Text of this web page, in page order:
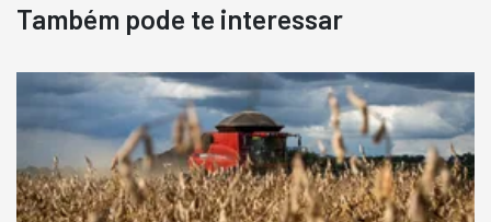
Pá Carregadeira Cat 966
Ano 1987
R$ 145.000
Também pode te interessar